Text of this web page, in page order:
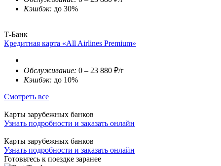
Кэшбэк: до 30%
Т-Банк
Кредитная карта «All Airlines Premium»
Обслуживание: 0 – 23 880 ₽/г
Кэшбэк: до 10%
Смотреть все
Карты зарубежных банков
Узнать подробности и заказать онлайн
Карты зарубежных банков
Узнать подробности и заказать онлайн
Готовьтесь к поездке заранее